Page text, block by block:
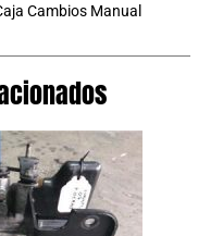
Cambios Manual